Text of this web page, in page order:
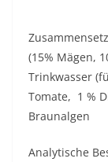
(15% Mägen,
Trinkwasser
Tomate, 1 %
Braunalgen
Analytische